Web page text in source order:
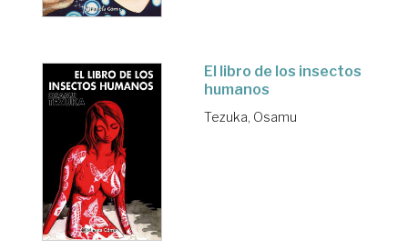
El libro de los insectos
humanos
Tezuka, Osamu